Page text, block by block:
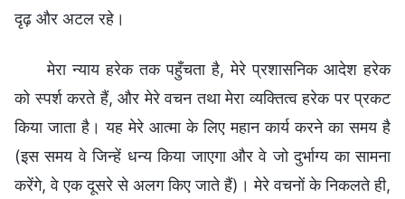
दृढ़ और अटल रहे।
मेरा न्याय हरेक तक पहुँचता है, मेरे प्रशासनिक आदेश हरेक
को स्पर्श करते हैं, और मेरे वचन तथा मेरा व्यक्तित्व हरेक पर प्रकट
किया जाता है। यह मेरे आत्मा के लिए महान कार्य करने का समय है
(इस समय वे जिन्हें धन्य किया जाएगा और वे जो दुर्भाग्य का सामना
करेंगे, वे एक दूसरे से अलग किए जाते हैं)। मेरे वचनों के निकलते ही,